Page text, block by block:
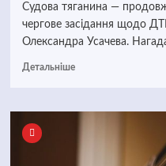
Судова тяганина —
чергове засідання щодо
Олександра Усачева.
Детальніше